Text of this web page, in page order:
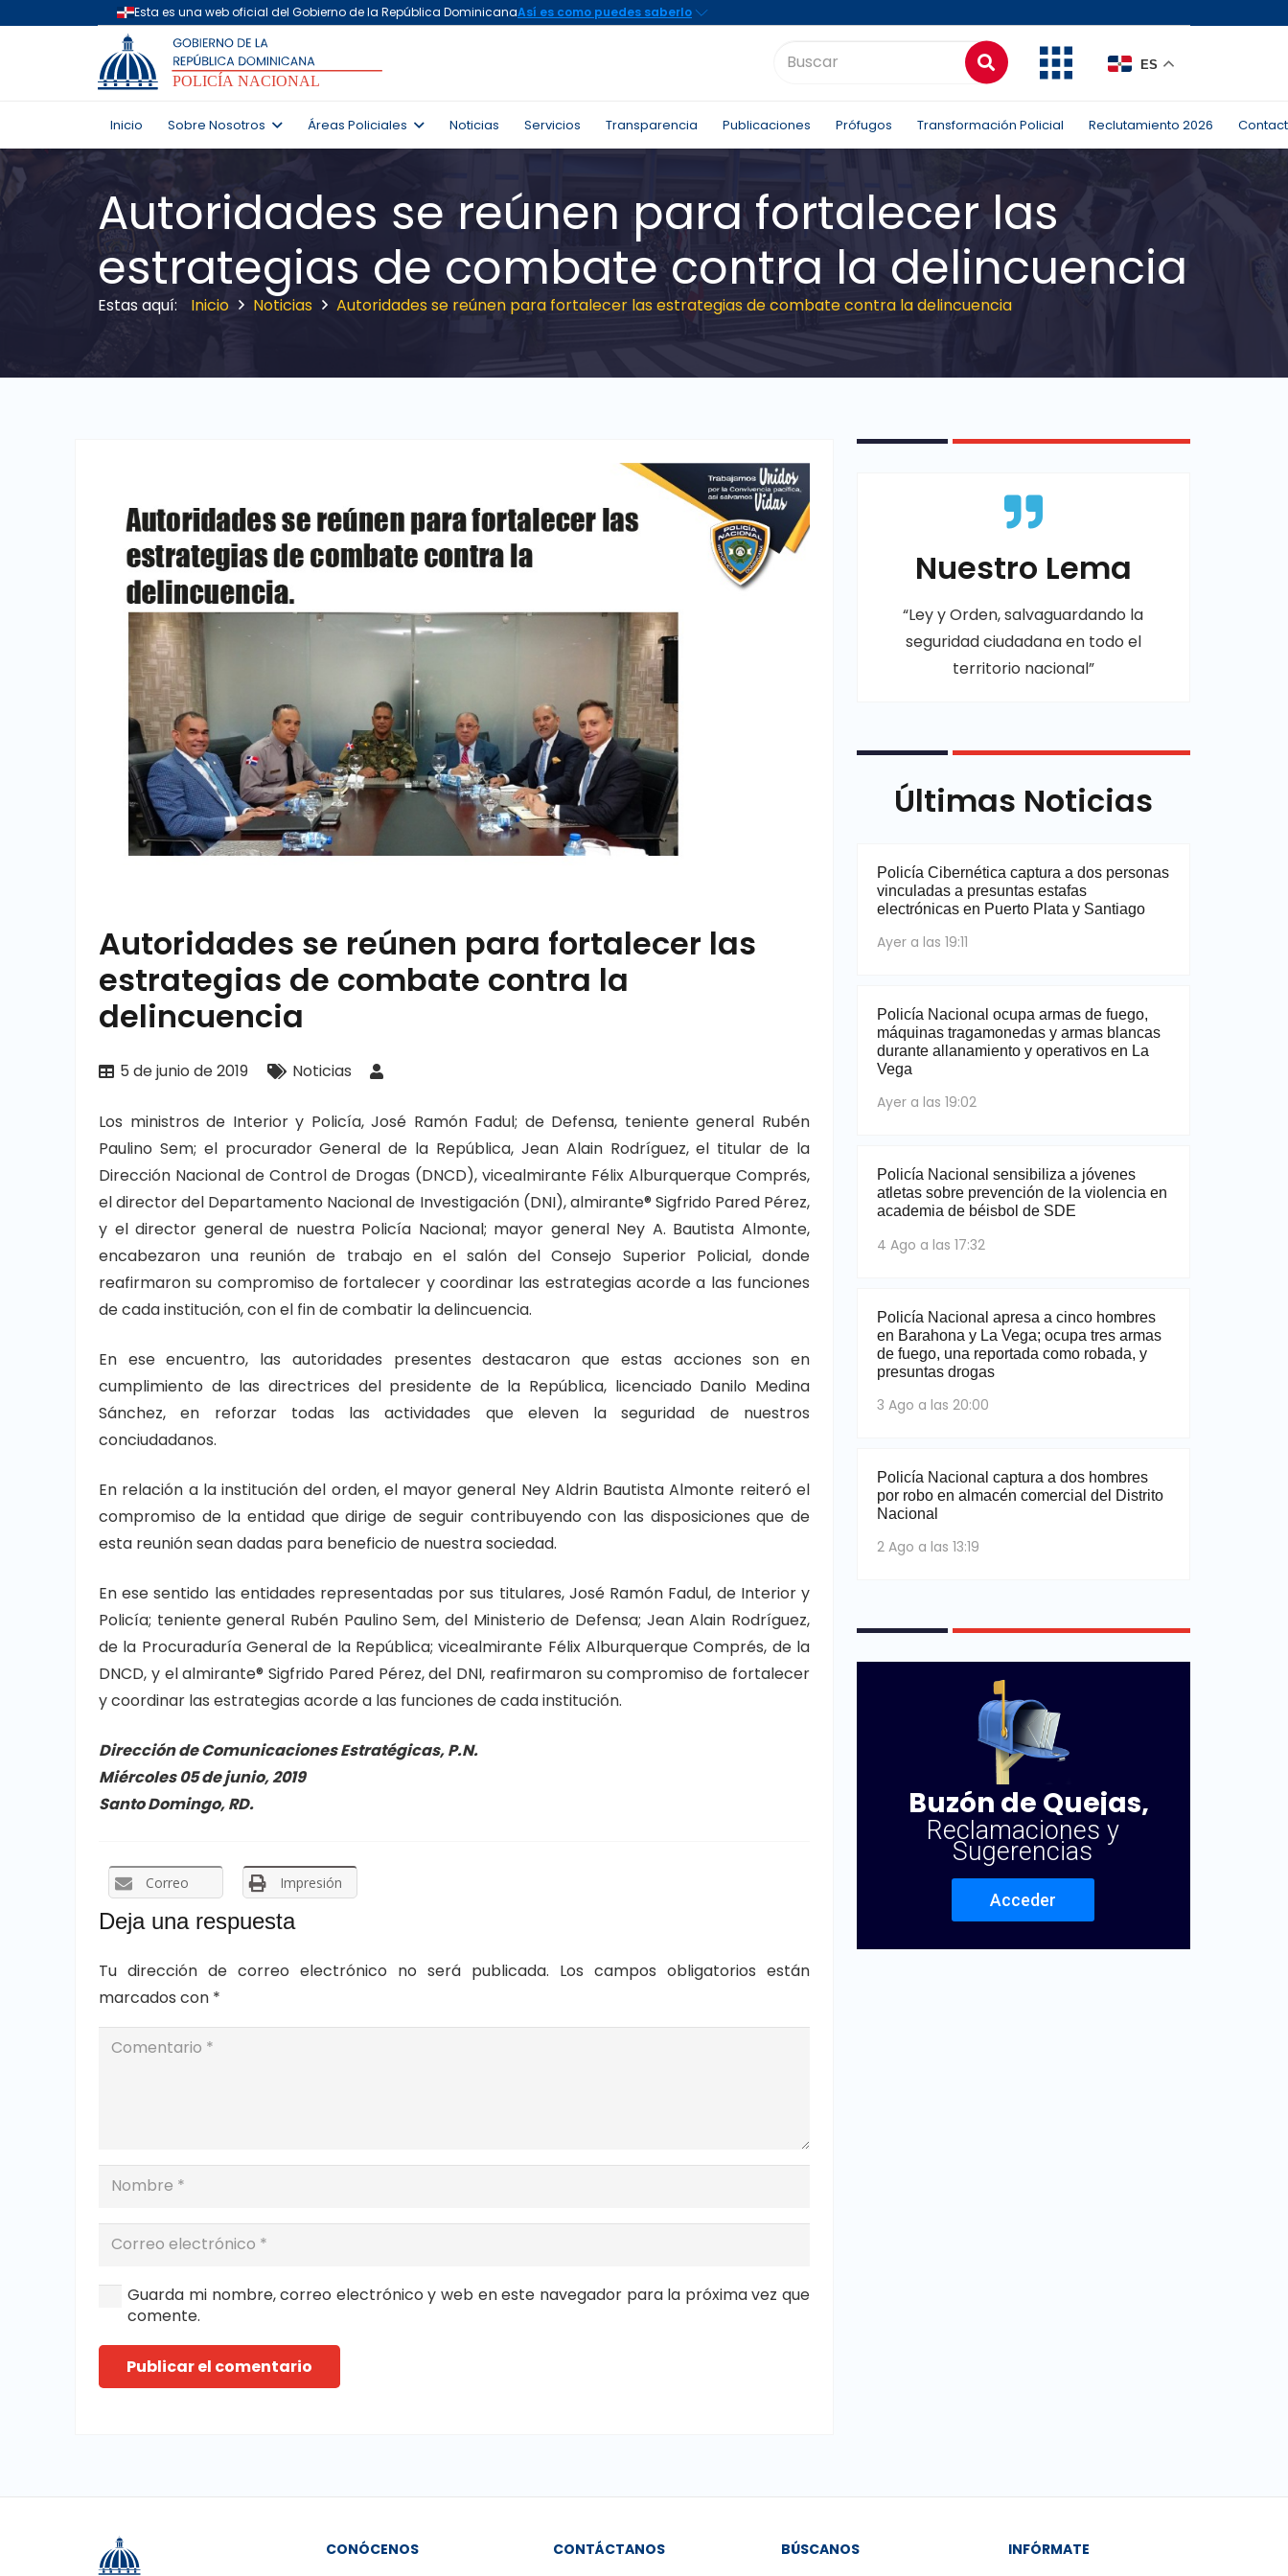
ES
Inicio Sobre Nosotros Áreas Policiales Noticias Servicios Transparencia Publicaciones Prófugos Transformación Policial Reclutamiento 2026
Autoridades se reúnen para fortalecer las
estrategias de combate contra la delincuencia
Inicio Noticias Autoridades se reúnen para fortalecer las estrategias de combate contra la delincuencia
Autoridades se reúnen para fortalecer las
estrategias de combate contra la
delincuencia
5 de junio de 2019 Noticias
Los ministros de Interior y Policía, José Ramón Fadul; de Defensa, teniente general Rubén
Paulino Sem; el procurador General de la República, Jean Alain Rodríguez, el titular de la
Dirección Nacional de Control de Drogas (DNCD), vicealmirante Félix Alburquerque Comprés,
el director del Departamento Nacional de Investigación (DNI), almirante® Sigfrido Pared Pérez,
y el director general de nuestra Policía Nacional; mayor general Ney A. Bautista Almonte,
encabezaron una reunión de trabajo en el salón del Consejo Superior Policial, donde
reafirmaron su compromiso de fortalecer y coordinar las estrategias acorde a las funciones
de cada institución, con el fin de combatir la delincuencia.
En ese encuentro, las autoridades presentes destacaron que estas acciones son en
cumplimiento de las directrices del presidente de la República, licenciado Danilo Medina
Sánchez, en reforzar todas las actividades que eleven la seguridad de nuestros
conciudadanos.
En relación a la institución del orden, el mayor general Ney Aldrin Bautista Almonte reiteró el
compromiso de la entidad que dirige de seguir contribuyendo con las disposiciones que de
esta reunión sean dadas para beneficio de nuestra sociedad.
En ese sentido las entidades representadas por sus titulares, José Ramón Fadul, de Interior y
Policía; teniente general Rubén Paulino Sem, del Ministerio de Defensa; Jean Alain Rodríguez,
de la Procuraduría General de la República; vicealmirante Félix Alburquerque Comprés, de la
DNCD, y el almirante® Sigfrido Pared Pérez, del DNI, reafirmaron su compromiso de fortalecer
y coordinar las estrategias acorde a las funciones de cada institución.
Dirección de Comunicaciones Estratégicas, P.N.
Miércoles 05 de junio, 2019
Santo Domingo, RD.
Correo Impresión
Deja una respuesta
Tu dirección de correo electrónico no será publicada. Los campos obligatorios están
marcados con *
Guarda mi nombre, correo electrónico y web en este navegador para la próxima vez que
comente.
Publicar el comentario
Nuestro Lema
“Ley y Orden, salvaguardando la
seguridad ciudadana en todo el
territorio nacional”
Últimas Noticias
Policía Cibernética captura a dos personas
vinculadas a presuntas estafas
electrónicas en Puerto Plata y Santiago
Ayer a las 19:11
Policía Nacional ocupa armas de fuego,
máquinas tragamonedas y armas blancas
durante allanamiento y operativos en La
Vega
Ayer a las 19:02
Policía Nacional sensibiliza a jóvenes
atletas sobre prevención de la violencia en
academia de béisbol de SDE
4 Ago a las 17:32
Policía Nacional apresa a cinco hombres
en Barahona y La Vega; ocupa tres armas
de fuego, una reportada como robada, y
presuntas drogas
3 Ago a las 20:00
Policía Nacional captura a dos hombres
por robo en almacén comercial del Distrito
Nacional
2 Ago a las 13:19
Buzón de Quejas,
Reclamaciones y
Sugerencias
Acceder
CONÓCENOS CONTÁCTANOS BÚSCANOS INFÓRMATE